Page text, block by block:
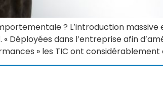
? L’introduction
Déployées dans l’entreprise afin
» les TIC ont considérablement